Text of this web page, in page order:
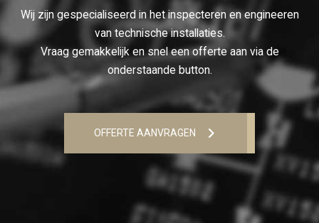
Wij zijn gespecialiseerd in het inspecteren en engineeren
van technische installaties.
Vraag gemakkelijk en snel een offerte aan via de
onderstaande button.
OFFERTE AANVRAGEN